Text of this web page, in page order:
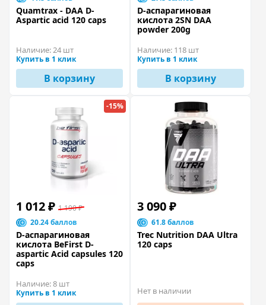
Quamtrax - DAA D-
Aspartic acid 120 caps
Наличие:24 шт
Купить в 1 клик
В корзину
D-аспарагиновая
кислота 2SN DAA
powder 200g
Наличие: 118 шт
Купить в 1 клик
В корзину
-15%
1 012 ₽ 1 190 ₽
20.24 баллов
D-аспарагиновая
кислота BeFirst D-
aspartic Acid capsules 120
caps
Наличие:8 шт
Купить в 1 клик
3 090 ₽
61.8 баллов
Trec Nutrition DAA Ultra
120 caps
Нет в наличии